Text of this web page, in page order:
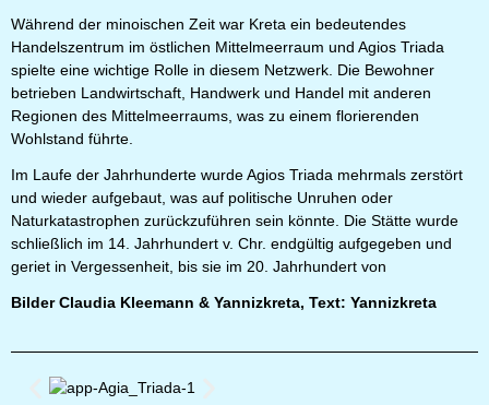
Während der minoischen Zeit war Kreta ein bedeutendes
Handelszentrum im östlichen Mittelmeerraum und Agios Triada
spielte eine wichtige Rolle in diesem Netzwerk. Die Bewohner
betrieben Landwirtschaft, Handwerk und Handel mit anderen
Regionen des Mittelmeerraums, was zu einem florierenden
Wohlstand führte.
Im Laufe der Jahrhunderte wurde Agios Triada mehrmals zerstört
und wieder aufgebaut, was auf politische Unruhen oder
Naturkatastrophen zurückzuführen sein könnte. Die Stätte wurde
schließlich im 14. Jahrhundert v. Chr. endgültig aufgegeben und
geriet in Vergessenheit, bis sie im 20. Jahrhundert von
Bilder Claudia Kleemann & Yannizkreta, Text: Yannizkreta